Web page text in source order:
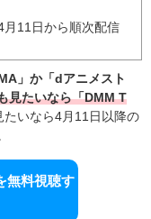
月11日から順次配信
」か「dアニメスト
見たいなら「DMM T
たいなら4月11日以降の
無料視聴す